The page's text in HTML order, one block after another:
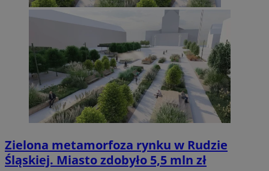
Zielona metamorfoza rynku w Rudzie
Śląskiej. Miasto zdobyło 5,5 mln zł